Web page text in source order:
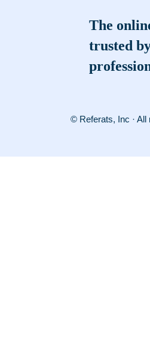
The
trusted
© Referats, Inc · All